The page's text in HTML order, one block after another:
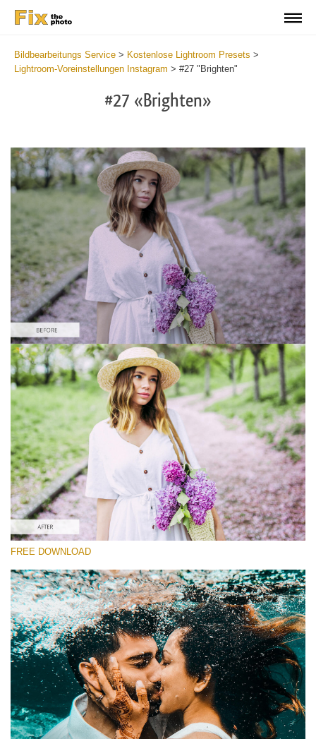
Bildbearbeitungs Service > Kostenlose Lightroom Presets >
Lightroom-Voreinstellungen Instagram > #27 "Brighten"
#27 «Brighten»
Bitte wählen Sie
Free Instagram Preset #27
Orange and Teal
(30 Lr Presets)
Must-Have Collection
(1432 Lr Presets)
Entire Collection
(2067 Lr Presets)
Kostenloser Download
FREE DOWNLOAD